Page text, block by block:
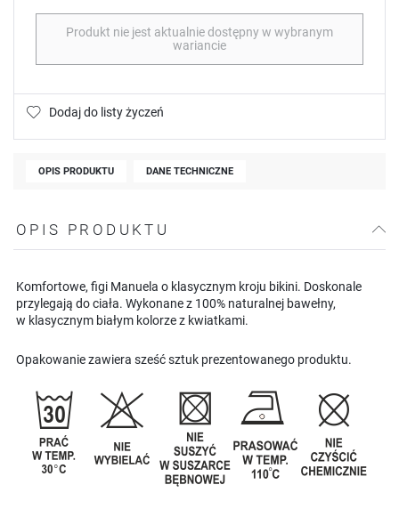
Produkt nie jest aktualnie dostępny w wybranym
wariancie
Dodaj do listy życzeń
OPIS PRODUKTU DANE TECHNICZNE
OPIS PRODUKTU
Komfortowe, figi Manuela o klasycznym kroju bikini. Doskonale
przylegają do ciała. Wykonane z 100% naturalnej bawełny,
w klasycznym białym kolorze z kwiatkami.
Opakowanie zawiera sześć sztuk prezentowanego produktu.